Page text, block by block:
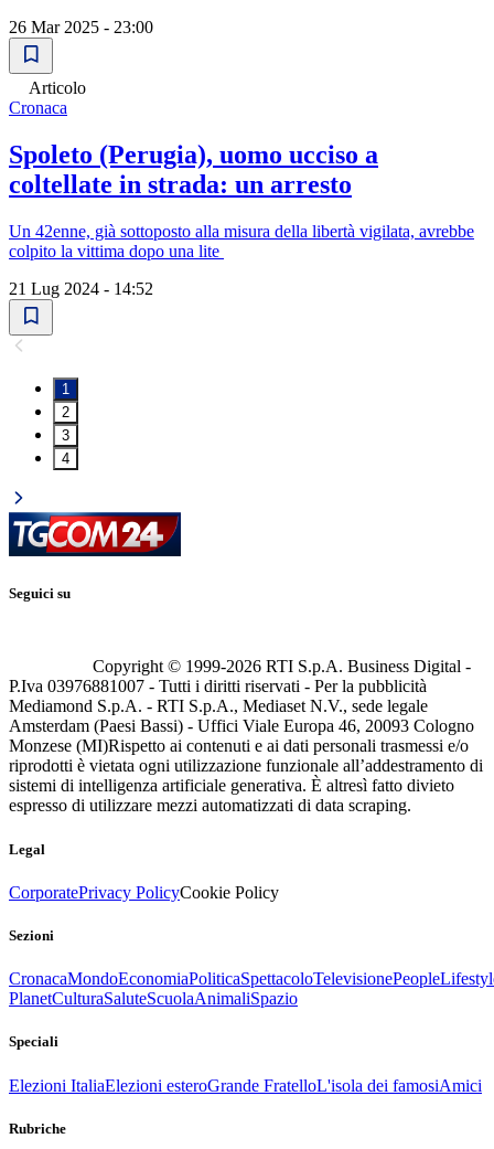
26 Mar 2025 - 23:00
Articolo
Cronaca
Spoleto (Perugia), uomo ucciso a
coltellate in strada: un arresto
Un 42enne, già sottoposto alla misura della libertà vigilata, avrebbe
colpito la vittima dopo una lite
21 Lug 2024 - 14:52
1
2
3
4
Seguici su
Copyright © 1999-2026 RTI S.p.A. Business Digital -
P.Iva 03976881007 - Tutti i diritti riservati - Per la pubblicità
Mediamond S.p.A. - RTI S.p.A., Mediaset N.V., sede legale
Amsterdam (Paesi Bassi) - Uffici Viale Europa 46, 20093 Cologno
Monzese (MI)Rispetto ai contenuti e ai dati personali trasmessi e/o
riprodotti è vietata ogni utilizzazione funzionale all’addestramento di
sistemi di intelligenza artificiale generativa. È altresì fatto divieto
espresso di utilizzare mezzi automatizzati di data scraping.
Legal
CorporatePrivacy PolicyCookie Policy
Sezioni
CronacaMondoEconomiaPoliticaSpettacoloTelevisionePeople
PlanetCulturaSaluteScuolaAnimaliSpazio
Speciali
Elezioni ItaliaElezioni esteroGrande FratelloL'isola dei famosiAmici
Rubriche